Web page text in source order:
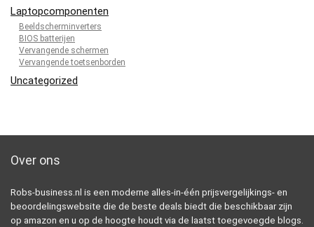
Laptopcomponenten
Beeldscherminverters
BIOS batterijen
Vervangende schermen
Vervangende toetsenborden
Uncategorized
Over ons
Robs-business.nl is een moderne alles-in-één prijsvergelijkings- en
beoordelingswebsite die de beste deals biedt die beschikbaar zijn
op amazon en u op de hoogte houdt via de laatst toegevoegde blogs.